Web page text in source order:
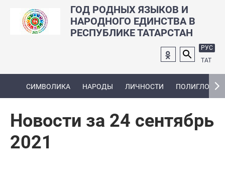
ГОД РОДНЫХ ЯЗЫКОВ И
НАРОДНОГО ЕДИНСТВА В
РЕСПУБЛИКЕ ТАТАРСТАН
РУС
ТАТ
СИМВОЛИКА НАРОДЫ ЛИЧНОСТИ ПОЛИГЛОТ
Новости за 24 сентябрь
2021